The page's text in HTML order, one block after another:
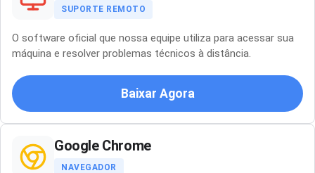
SUPORTE REMOTO
O software oficial que nossa equipe utiliza para acessar sua
máquina e resolver problemas técnicos à distância.
Baixar Agora
Google Chrome
NAVEGADOR